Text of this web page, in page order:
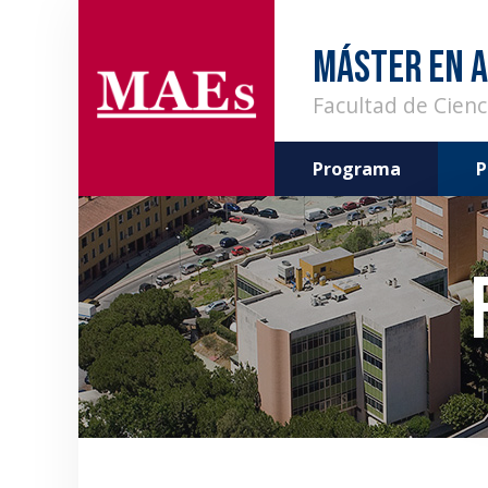
MÁSTER EN
Facultad de
Programa